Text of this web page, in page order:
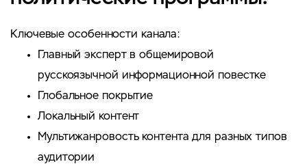
Ключевые особенности канала:
Главный эксперт в общемировой
русскоязычной информационной повестке
Глобальное покрытие
Локальный контент
Мультижанровость контента для разных типов
аудитории